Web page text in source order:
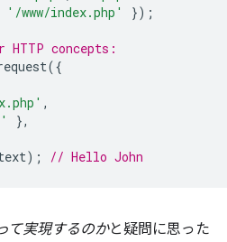
'/www/index.php' });
concepts:
({
,
},
); // Hello John
て実現するのかと疑問に思った